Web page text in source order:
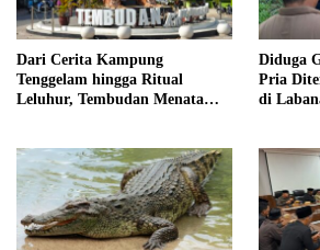
Dari Cerita Kampung
Tenggelam hingga Ritual
Leluhur, Tembudan Menata
Diduga
Pria
di